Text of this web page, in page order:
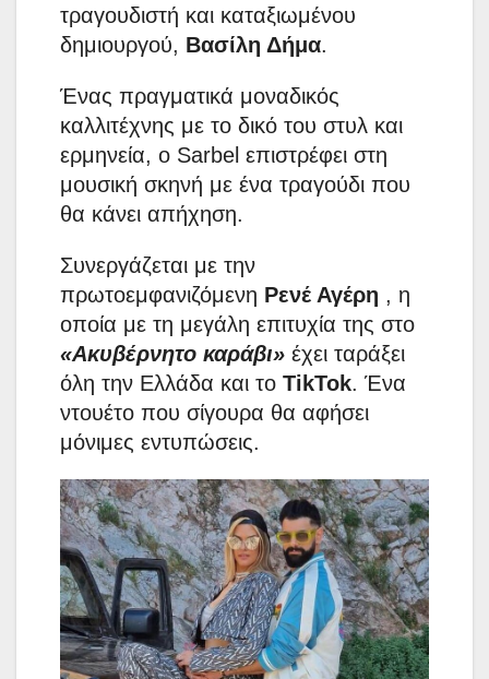
τραγουδιστή και καταξιωμένου
δημιουργού, Βασίλη Δήμα.
Ένας πραγματικά μοναδικός
καλλιτέχνης με το δικό του στυλ και
ερμηνεία, ο Sarbel επιστρέφει στη
μουσική σκηνή με ένα τραγούδι που
θα κάνει απήχηση.
Συνεργάζεται με την
πρωτοεμφανιζόμενη Ρενέ Αγέρη , η
οποία με τη μεγάλη επιτυχία της στο
«Ακυβέρνητο καράβι» έχει ταράξει
όλη την Ελλάδα και το TikTok. Ένα
ντουέτο που σίγουρα θα αφήσει
μόνιμες εντυπώσεις.